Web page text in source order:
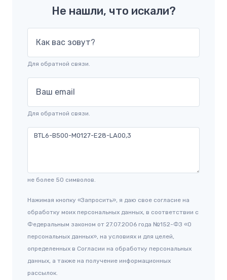
Не нашли, что искали?
Как вас зовут?
Для обратной связи.
Ваш email
Для обратной связи.
не более 50 символов.
Нажимая кнопку «Запросить», я даю свое согласие на
обработку моих персональных данных, в соответствии с
Федеральным законом от 27.07.2006 года №152-ФЗ «О
персональных данных», на условиях и для целей,
определенных в Согласии на обработку персональных
данных, а также на получение информационных
рассылок.